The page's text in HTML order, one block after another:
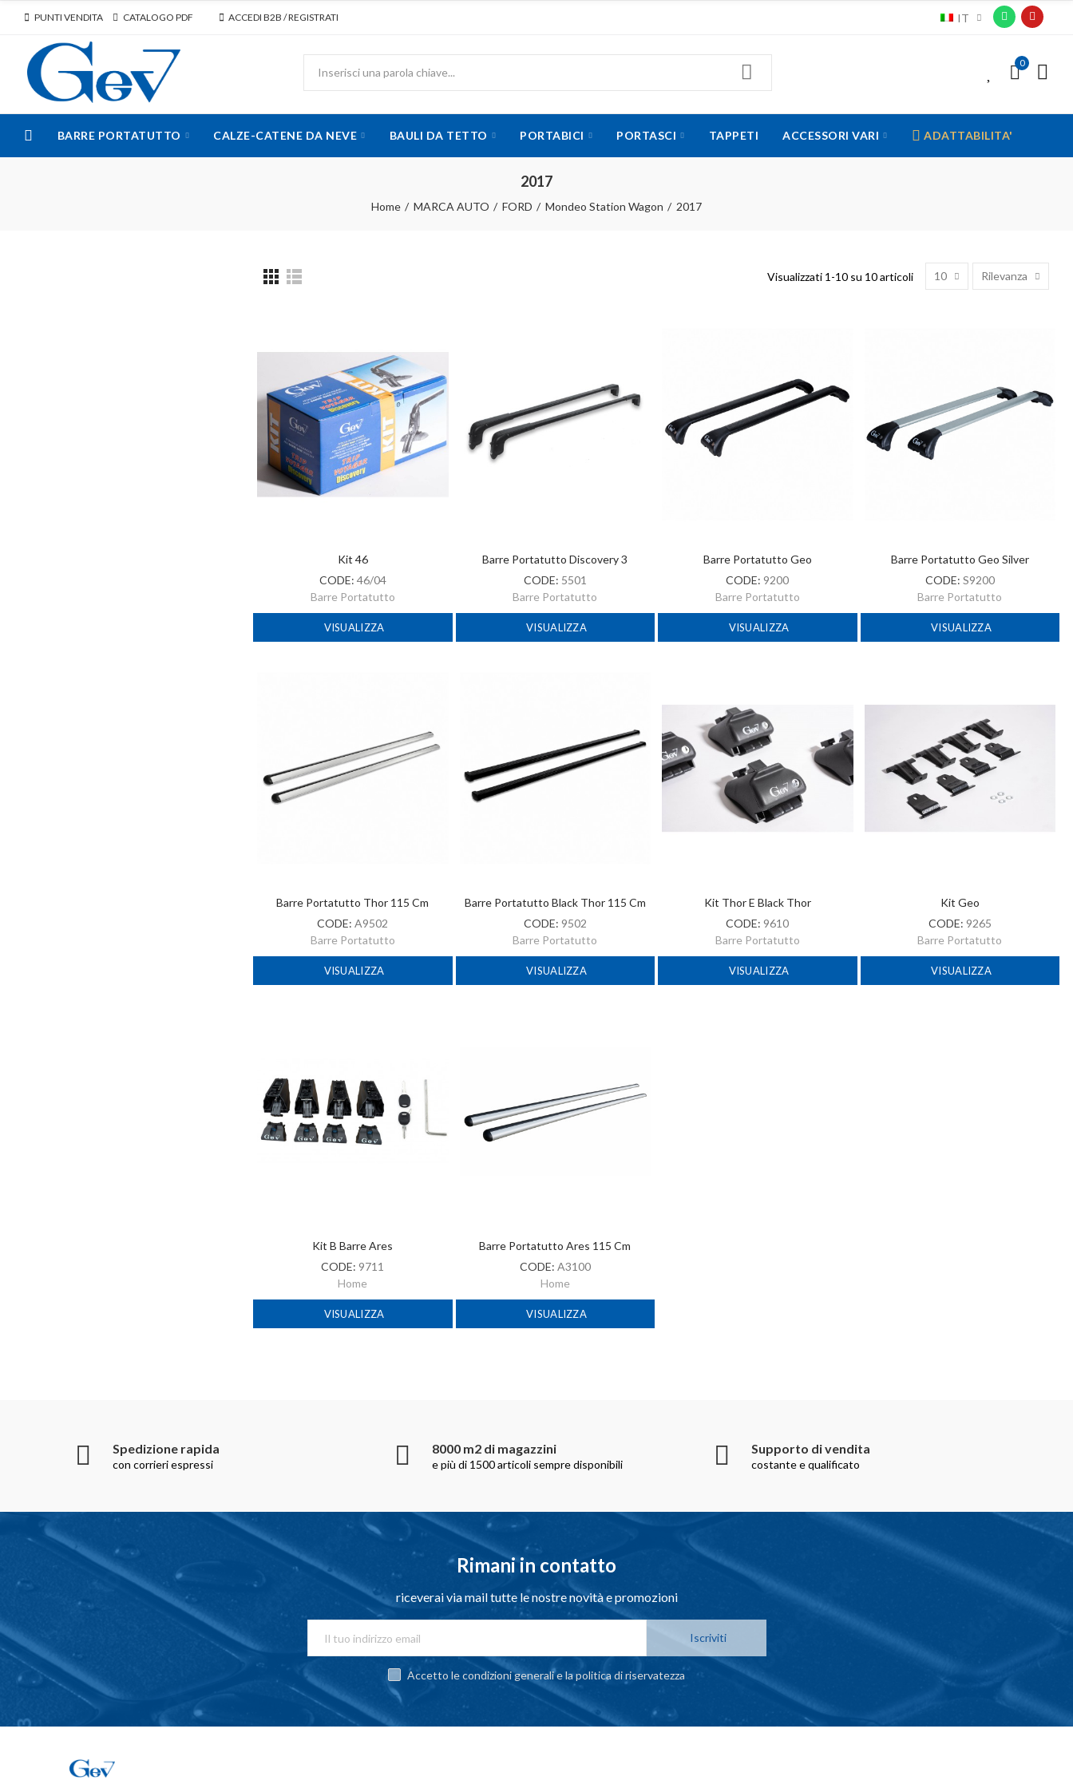
PUNTI VENDITA CATALOGO PDF ACCEDI B2B / REGISTRATI IT
0
BARRE PORTATUTTO CALZE-CATENE DA NEVE BAULI DA TETTO PORTABICI PORTASCI TAPPETI ACCESSORI VARI ADATTABILITA'
2017
Home MARCA AUTO FORD Mondeo Station Wagon 2017
Visualizzati 1-10 su 10 articoli 10 Rilevanza
Kit 46
CODE: 46/04
Barre Portatutto
VISUALIZZA
Barre Portatutto Discovery 3
CODE: 5501
Barre Portatutto
VISUALIZZA
Barre Portatutto Geo
CODE: 9200
Barre Portatutto
VISUALIZZA
Barre Portatutto Geo Silver
CODE: S9200
Barre Portatutto
VISUALIZZA
Barre Portatutto Thor 115 Cm
CODE:A9502
Barre Portatutto
VISUALIZZA
Barre Portatutto Black Thor 115 Cm
CODE: 9502
Barre Portatutto
VISUALIZZA
Kit Thor E Black Thor
CODE: 9610
Barre Portatutto
VISUALIZZA
Kit Geo
CODE: 9265
Barre Portatutto
VISUALIZZA
Kit B Barre Ares
CODE: 9711
Home
VISUALIZZA
Barre Portatutto Ares 115 Cm
CODE: A3100
Home
VISUALIZZA
Spedizione rapida
con corrieri espressi
8000 m2 di magazzini
e più di 1500 articoli sempre disponibili
Supporto di vendita
costante e qualificato
Rimani in contatto
riceverai via mail tutte le nostre novità e promozioni
Iscriviti
Accetto le condizioni generali e la politica di riservatezza